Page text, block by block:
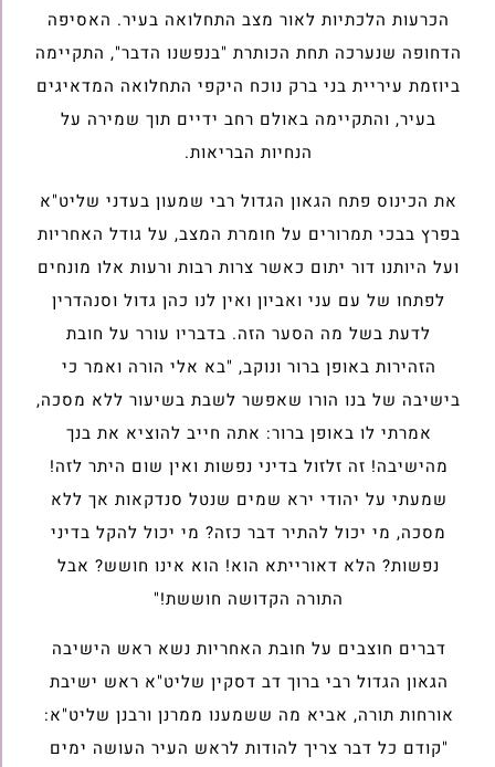
הכרעות הלכתיות לאור מצב התחלואה בעיר. האסיפה
הדחופה שנערכה תחת הכותרת "בנפשנו הדבר", התקיימה
ביוזמת עיריית בני ברק נוכח היקפי התחלואה המדאיגים
בעיר, והתקיימה באולם רחב ידיים תוך שמירה על
הנחיות הבריאות.
את הכינוס פתח הגאון הגדול רבי שמעון בעדני שליט"א
בפרץ בבכי תמרורים על חומרת המצב, על גודל האחריות
ועל היותנו דור יתום כאשר צרות רבות ורעות אלו מונחים
לפתחו של עם עני ואביון ואין לנו כהן גדול וסנהדרין
לדעת בשל מה הסער הזה. בדבריו עורר על חובת
הזהירות באופן ברור ונוקב, "בא אלי הורה ואמר כי
בישיבה של בנו הורו שאפשר לשבת בשיעור ללא מסכה,
אמרתי לו באופן ברור: אתה חייב להוציא את בנך
מהישיבה! זה זלזול בדיני נפשות ואין שום היתר לזה!
שמעתי על יהודי ירא שמים שנטל סנדקאות אך ללא
מסכה, מי יכול להתיר דבר כזה? מי יכול להקל בדיני
נפשות? הלא דאורייתא הוא! הוא אינו חושש? אבל
התורה הקדושה חוששת!"
דברים חוצבים על חובת האחריות נשא ראש הישיבה
הגאון הגדול רבי ברוך דב דסקין שליט"א ראש ישיבת
אורחות תורה, אביא מה ששמענו ממרנן ורבנן שליט"א:
"קודם כל דבר צריך להודות לראש העיר העושה ימים